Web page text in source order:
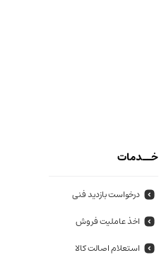
خــدمات
درخواست بازدید فنی
اخذ عاملیت فروش
استعلام اصالت کالا